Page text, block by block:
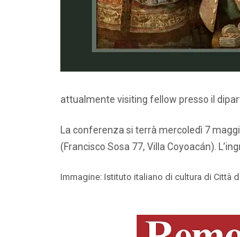
attualmente visiting fellow presso il
La conferenza si terrà mercoledì 7
(Francisco Sosa 77, Villa Coyoacán).
Immagine: Istituto italiano di cultura di Città